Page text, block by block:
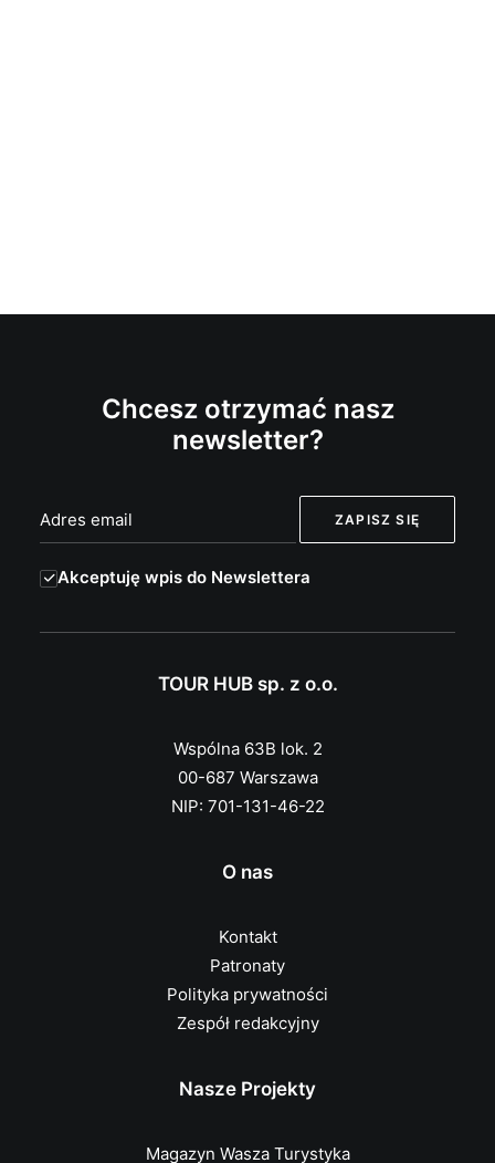
Chcesz otrzymać nasz
newsletter?
Akceptuję wpis do Newslettera
TOUR HUB sp. z o.o.
Wspólna 63B lok. 2
00-687 Warszawa
NIP: 701-131-46-22
O nas
Kontakt
Patronaty
Polityka prywatności
Zespół redakcyjny
Nasze Projekty
Magazyn Wasza Turystyka